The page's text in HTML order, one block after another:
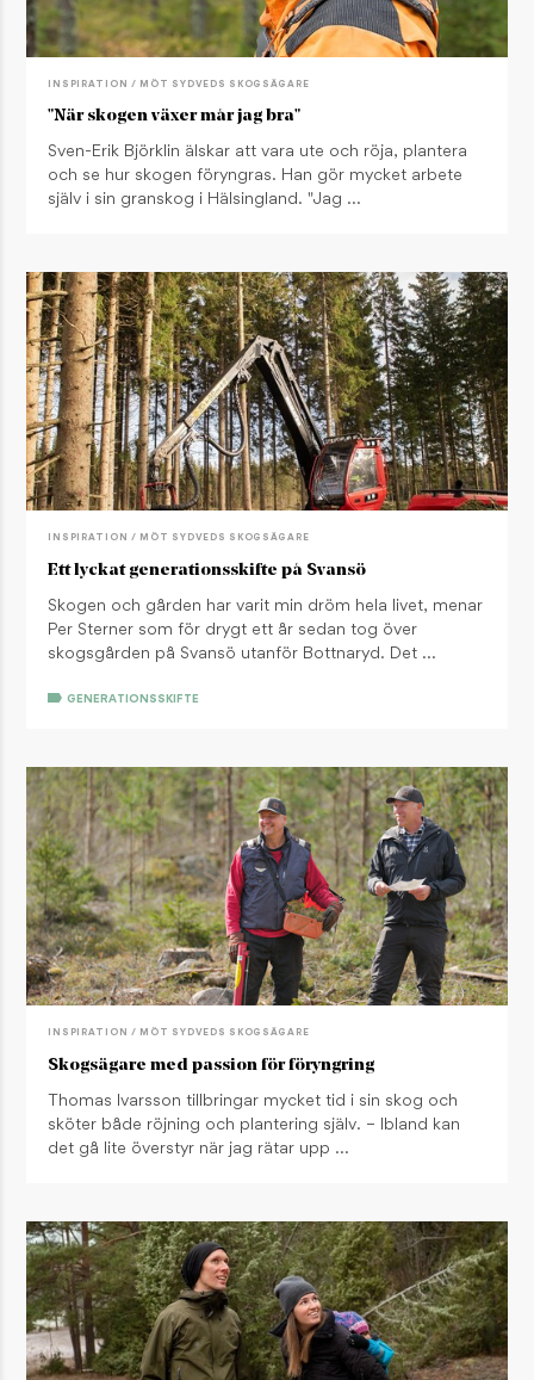
INSPIRATION / MÖT SYDVEDS SKOGSÄGARE
"När skogen växer mår jag bra"
Sven-Erik Björklin älskar att vara ute och röja, plantera
och se hur skogen föryngras. Han gör mycket arbete
själv i sin granskog i Hälsingland. "Jag …
INSPIRATION / MÖT SYDVEDS SKOGSÄGARE
Ett lyckat generationsskifte på Svansö
Skogen och gården har varit min dröm hela livet, menar
Per Sterner som för drygt ett år sedan tog över
skogsgården på Svansö utanför Bottnaryd. Det …
GENERATIONSSKIFTE
INSPIRATION / MÖT SYDVEDS SKOGSÄGARE
Skogsägare med passion för föryngring
Thomas Ivarsson tillbringar mycket tid i sin skog och
sköter både röjning och plantering själv. – Ibland kan
det gå lite överstyr när jag rätar upp …